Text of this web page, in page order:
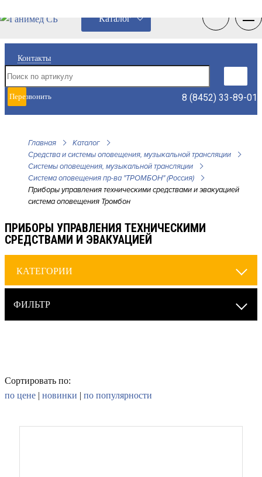
Контакты
Перезвонить
мне
8 (8452) 33-89-01
Каталог
Главная
Каталог
Средства и системы оповещения, музыкальной трансляции
Системы оповещения, музыкальной трансляции
Система оповещения пр-ва "ТРОМБОН" (Россия)
Приборы управления техническими средствами и эвакуацией
система оповещения Тромбон
ПРИБОРЫ УПРАВЛЕНИЯ ТЕХНИЧЕСКИМИ
СРЕДСТВАМИ И ЭВАКУАЦИЕЙ
КАТЕГОРИИ
ФИЛЬТР
Сортировать по:
по цене | новинки | по популярности